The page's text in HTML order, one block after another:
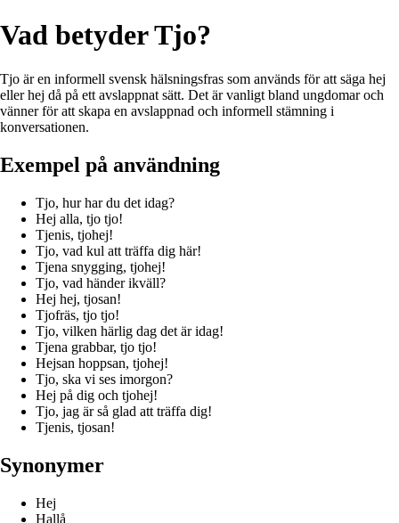
Vad betyder Tjo?
Tjo är en informell svensk hälsningsfras som används för att säga hej
eller hej då på ett avslappnat sätt. Det är vanligt bland ungdomar och
vänner för att skapa en avslappnad och informell stämning i
konversationen.
Exempel på användning
Tjo, hur har du det idag?
Hej alla, tjo tjo!
Tjenis, tjohej!
Tjo, vad kul att träffa dig här!
Tjena snygging, tjohej!
Tjo, vad händer ikväll?
Hej hej, tjosan!
Tjofräs, tjo tjo!
Tjo, vilken härlig dag det är idag!
Tjena grabbar, tjo tjo!
Hejsan hoppsan, tjohej!
Tjo, ska vi ses imorgon?
Hej på dig och tjohej!
Tjo, jag är så glad att träffa dig!
Tjenis, tjosan!
Synonymer
Hej
Hallå